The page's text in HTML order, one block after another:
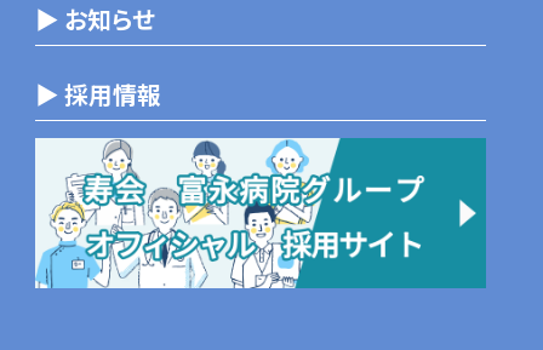
▶ お知らせ
▶ 採用情報